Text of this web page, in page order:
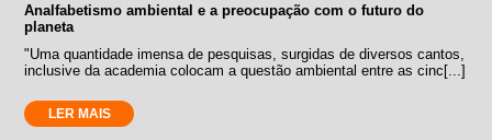
Analfabetismo ambiental e a preocupação com o futuro do
planeta
"Uma quantidade imensa de pesquisas, surgidas de diversos cantos,
inclusive da academia colocam a questão ambiental entre as cinc[...]
LER MAIS